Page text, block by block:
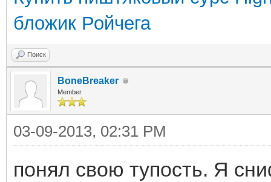
бложик Ройчега
Поиск
BoneBreaker
Member
03-09-2013, 02:31 PM
понял свою тупость. Я